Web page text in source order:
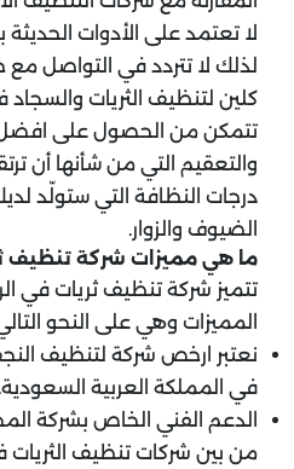
لا تعتمد على الأدوات الحديثة
لذلك لا تتردد في التواصل
كلين لتنظيف الثريات
تتمكن من الحصول على افضل
والتعقيم التي من شأنها أن
درجات النظافة التي ستولّد
الضيوف والزوار.
ما هي مميزات شركة تنظيف
تتميز شركة تنظيف ثريات في
المميزات وهي على النحو
نعتبر ارخص شركة لتنظيف
في المملكة العربية
الدعم الفني الخاص بشركة
من بين شركات تنظيف الثريات